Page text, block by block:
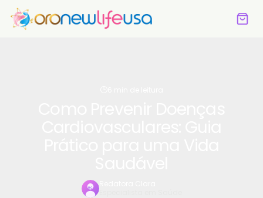
Especialista em Saúde